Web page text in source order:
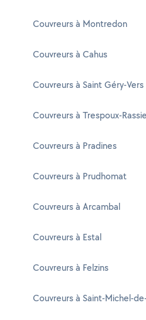
Couvreurs à Montredon
Couvreurs à Cahus
Couvreurs à Saint Géry-Vers
Couvreurs à Trespoux-
Couvreurs à Pradines
Couvreurs à Prudhomat
Couvreurs à Arcambal
Couvreurs à Estal
Couvreurs à Felzins
Couvreurs à Saint-Michel-